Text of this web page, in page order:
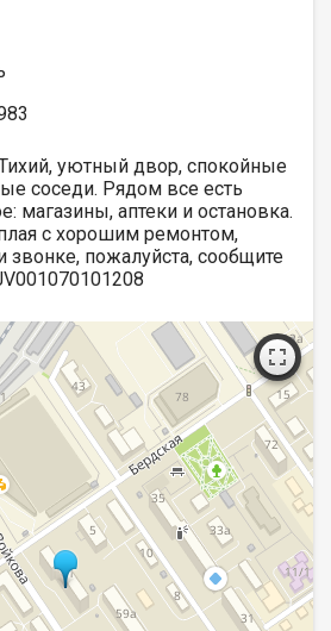
уютный двор, спокойные
соседи. Рядом все есть
магазины, аптеки и остановка.
с хорошим ремонтом,
звонке, пожалуйста, сообщите